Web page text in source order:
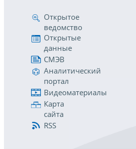
Открытое
ведомство
Открытые
данные
СМЭВ
Аналитический
портал
Видеоматериалы
Карта
сайта
RSS